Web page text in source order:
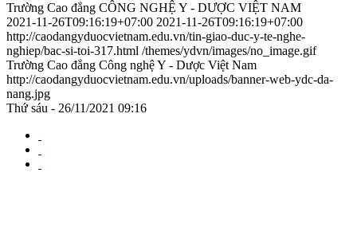
Trường Cao đẳng CÔNG NGHỆ Y - DƯỢC VIỆT NAM
2021-11-26T09:16:19+07:00 2021-11-26T09:16:19+07:00
http://caodangyduocvietnam.edu.vn/tin-giao-duc-y-te-nghe-
nghiep/bac-si-toi-317.html /themes/ydvn/images/no_image.gif
Trường Cao đẳng Công nghệ Y - Dược Việt Nam
http://caodangyduocvietnam.edu.vn/uploads/banner-web-ydc-da-
nang.jpg
Thứ sáu - 26/11/2021 09:16